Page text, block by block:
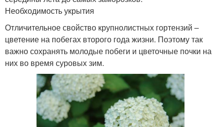
Необходимость укрытия
Отличительное свойство крупнолистных гортензий –
цветение на побегах второго года жизни. Поэтому так
важно сохранять молодые побеги и цветочные почки на
них во время суровых зим.